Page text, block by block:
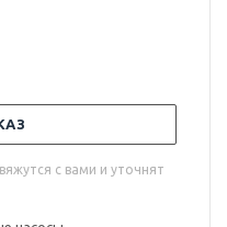
с вами и уточнят